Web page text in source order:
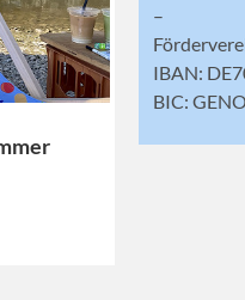
–
IBAN:
BIC: